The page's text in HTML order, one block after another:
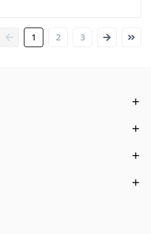
1 2 3